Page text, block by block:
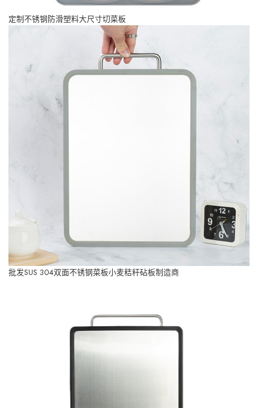
定制不锈钢防滑塑料大尺寸切菜板
批发SUS 304双面不锈钢菜板小麦秸秆砧板制造商